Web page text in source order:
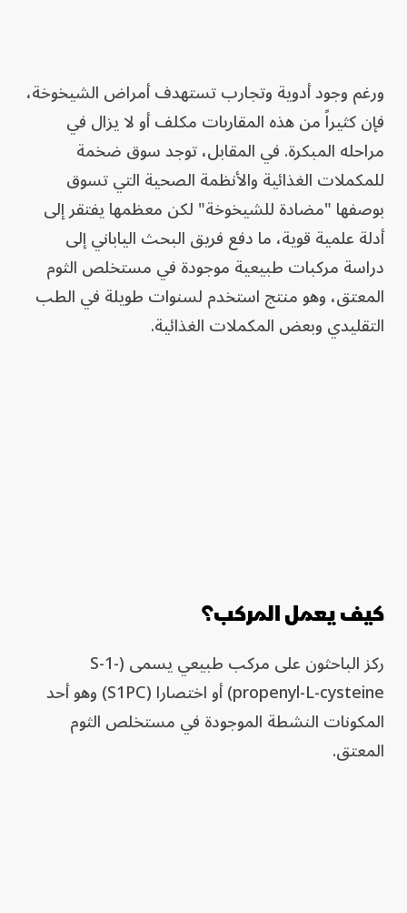
ورغم وجود أدوية وتجارب تستهدف أمراض الشيخوخة،
فإن كثيراً من هذه المقاربات مكلف أو لا يزال في
مراحله المبكرة. في المقابل، توجد سوق ضخمة
للمكملات الغذائية والأنظمة الصحية التي تسوق
بوصفها "مضادة للشيخوخة" لكن معظمها يفتقر إلى
أدلة علمية قوية، ما دفع فريق البحث الياباني إلى
دراسة مركبات طبيعية موجودة في مستخلص الثوم
المعتق، وهو منتج استخدم لسنوات طويلة في الطب
التقليدي وبعض المكملات الغذائية.
كيف يعمل المركب؟
ركز الباحثون على مركب طبيعي يسمى (S-1-
propenyl-L-cysteine) أو اختصارا (S1PC) وهو أحد
المكونات النشطة الموجودة في مستخلص الثوم
المعتق.